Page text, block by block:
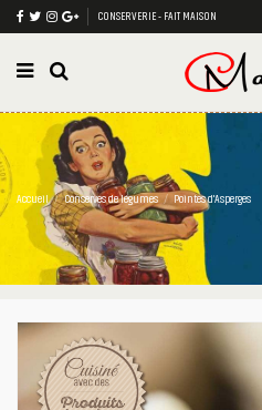
CONSERVERIE - FAIT MAISON
Accueil Conserves de légumes Pointes d'Asperges